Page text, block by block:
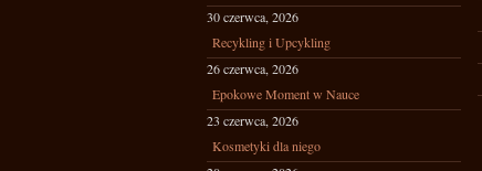
30 czerwca, 2026
Recykling i Upcykling
26 czerwca, 2026
Epokowe Moment w Nauce
23 czerwca, 2026
Kosmetyki dla niego